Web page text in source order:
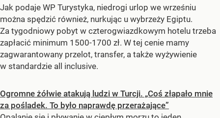
Jak podaje WP Turystyka, niedrogi urlop we wrześniu
można spędzić również, nurkując u wybrzeży Egiptu.
Za tygodniowy pobyt w czterogwiazdkowym hotelu trzeba
zapłacić minimum 1500-1700 zł. W tej cenie mamy
zagwarantowany przelot, transfer, a także wyżywienie
w standardzie all inclusive.
Ogromne żółwie atakują ludzi w Turcji. „Coś złapało mnie
za pośladek. To było naprawdę przerażające”